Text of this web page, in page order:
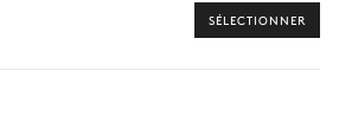
SÉLECTIONNER